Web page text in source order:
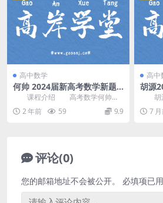
高中数学
何帅 2024届新高考数学新题
速递 百度网盘分享
课程介绍 高考数学何帅课
程，VIP会员可通过网盘转存下载或
者在线播放。本课...
2 年前 59 9.9
高中
胡源
2&3
胡源
2&3视
间：...
7
评论(0)
您的邮箱地址不会被公开。 必填项已用